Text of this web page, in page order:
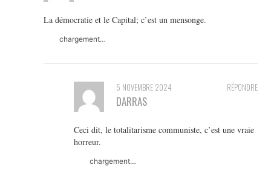
La démocratie et le Capital; c’est un mensonge.
chargement…
RÉPONDRE
5 NOVEMBRE 2024
DARRAS
Ceci dit, le totalitarisme communiste, c’est une vraie
horreur.
chargement…